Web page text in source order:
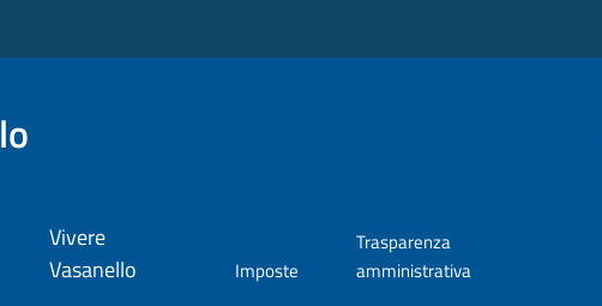
Vivere
Vasanello
Imposte
Trasparenza
amministrativa